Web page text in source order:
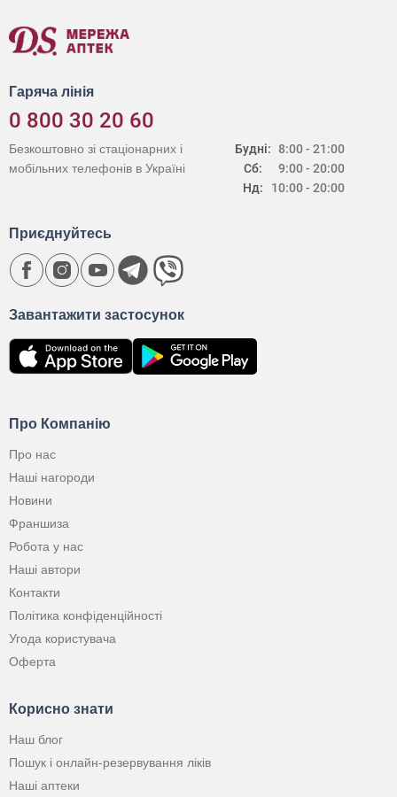
Гаряча лінія
0 800 30 20 60
Будні:
Сб:
Нд:
8:00 - 21:00
9:00 - 20:00
10:00 - 20:00
Безкоштовно зі стаціонарних і
мобільних телефонів в Україні
Про Компанію
Про нас
Наші нагороди
Новини
Франшиза
Робота у нас
Наші автори
Контакти
Політика конфіденційності
Угода користувача
Оферта
Корисно знати
Наш блог
Пошук і онлайн-резервування ліків
Наші аптеки
Завантажити застосунок
Приєднуйтесь